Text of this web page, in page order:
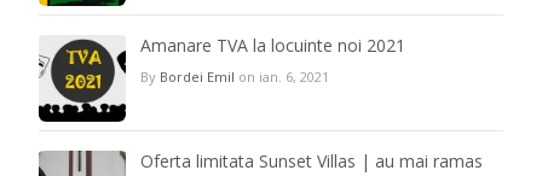
Amanare TVA la locuinte noi 2021
By Bordei Emil on ian. 6, 2021
Oferta limitata Sunset Villas | au mai ramas